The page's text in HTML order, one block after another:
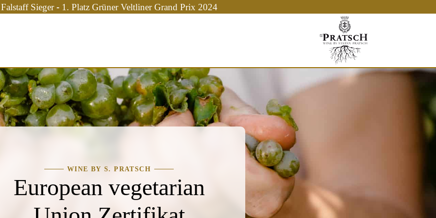
Falstaff Sieger - 1. Platz Grüner Veltliner Grand Prix 2024
WINE BY S. PRATSCH
European vegetarian